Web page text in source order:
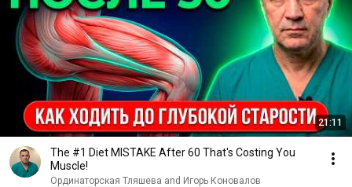
21:11
The #1 Diet MISTAKE After 60 That's Costing You
Muscle!
Ординаторская Тляшева and Игорь Коновалов